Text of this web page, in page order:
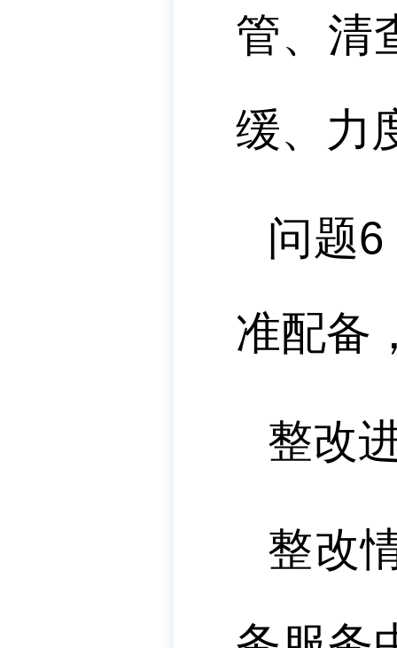
管、清
缓、力
问题6
准配备
整改
整改